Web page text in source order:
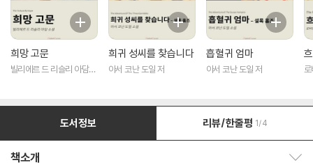
희망 고문
빌리에르 드 리슬리 아담
희귀 성씨를 찾습니다
아서 코난 도일 저
흡혈귀 엄마
아서 코난 도일 저
도서정보 리뷰/한줄평 1/4
책소개